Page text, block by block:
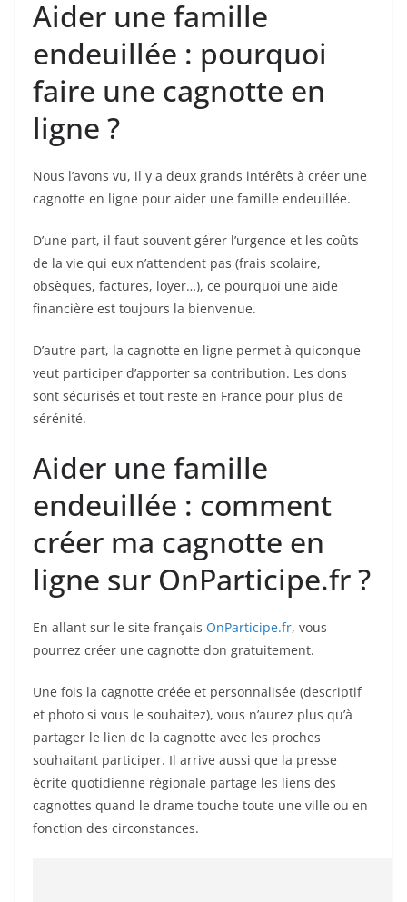
Aider une famille
endeuillée : pourquoi
faire une cagnotte en
ligne ?
Nous l’avons vu, il y a deux grands intérêts à créer une
cagnotte en ligne pour aider une famille endeuillée.
D’une part, il faut souvent gérer l’urgence et les coûts
de la vie qui eux n’attendent pas (frais scolaire,
obsèques, factures, loyer…), ce pourquoi une aide
financière est toujours la bienvenue.
D’autre part, la cagnotte en ligne permet à quiconque
veut participer d’apporter sa contribution. Les dons
sont sécurisés et tout reste en France pour plus de
sérénité.
Aider une famille
endeuillée : comment
créer ma cagnotte en
ligne sur OnParticipe.fr ?
En allant sur le site français OnParticipe.fr, vous
pourrez créer une cagnotte don gratuitement.
Une fois la cagnotte créée et personnalisée (descriptif
et photo si vous le souhaitez), vous n’aurez plus qu’à
partager le lien de la cagnotte avec les proches
souhaitant participer. Il arrive aussi que la presse
écrite quotidienne régionale partage les liens des
cagnottes quand le drame touche toute une ville ou en
fonction des circonstances.